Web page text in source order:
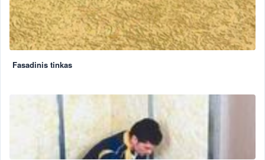
Fasadinis tinkas